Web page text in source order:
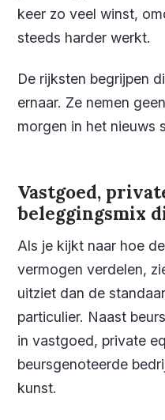
keer zo veel winst,
steeds harder werkt.
De rijksten begrijpen
ernaar. Ze nemen
morgen in het nieuws
Vastgoed,
beleggingsmix
Als je kijkt naar hoe
vermogen verdelen,
uitziet dan de
particulier. Naast
in vastgoed, private
beursgenoteerde
kunst.